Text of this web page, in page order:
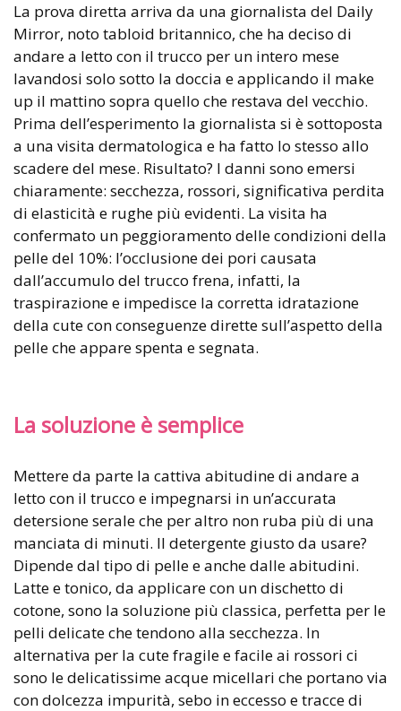
La prova diretta arriva da una giornalista del Daily
Mirror, noto tabloid britannico, che ha deciso di
andare a letto con il trucco per un intero mese
lavandosi solo sotto la doccia e applicando il make
up il mattino sopra quello che restava del vecchio.
Prima dell’esperimento la giornalista si è sottoposta
a una visita dermatologica e ha fatto lo stesso allo
scadere del mese. Risultato? I danni sono emersi
chiaramente: secchezza, rossori, significativa perdita
di elasticità e rughe più evidenti. La visita ha
confermato un peggioramento delle condizioni della
pelle del 10%: l’occlusione dei pori causata
dall’accumulo del trucco frena, infatti, la
traspirazione e impedisce la corretta idratazione
della cute con conseguenze dirette sull’aspetto della
pelle che appare spenta e segnata.
La soluzione è semplice
Mettere da parte la cattiva abitudine di andare a
letto con il trucco e impegnarsi in un’accurata
detersione serale che per altro non ruba più di una
manciata di minuti. Il detergente giusto da usare?
Dipende dal tipo di pelle e anche dalle abitudini.
Latte e tonico, da applicare con un dischetto di
cotone, sono la soluzione più classica, perfetta per le
pelli delicate che tendono alla secchezza. In
alternativa per la cute fragile e facile ai rossori ci
sono le delicatissime acque micellari che portano via
con dolcezza impurità, sebo in eccesso e tracce di